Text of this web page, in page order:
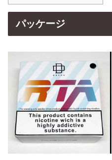
パッケージ